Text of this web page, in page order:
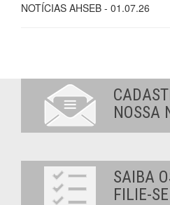
NOTÍCIAS AHSEB - 01.07.26
NOSSA
SAIBA
FILIE-